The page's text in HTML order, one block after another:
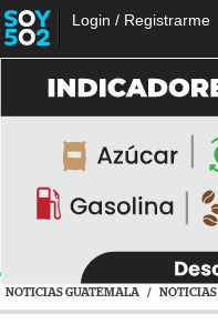
Login / Registrarme
NOTICIAS GUATEMALA / NOTICIAS